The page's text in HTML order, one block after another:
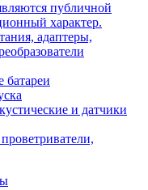
публичной
характер.
адаптеры,
и датчики